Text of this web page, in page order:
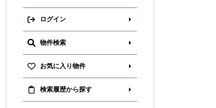
ログイン
物件検索
お気に入り物件
検索履歴から探す